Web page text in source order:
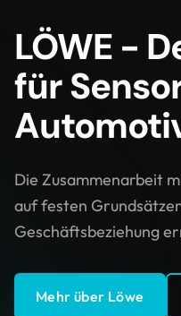
LÖWE -
für
Die Zusammenarbeit
auf festen
Geschäftsbeziehung
Mehr über Löwe